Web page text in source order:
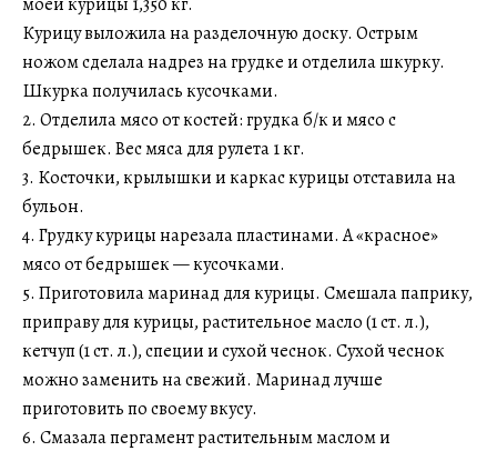
Курицу выложила на разделочную доску. Острым
ножом сделала надрез на грудке и отделила шкурку.
Шкурка получилась кусочками.
2. Отделила мясо от костей: грудка б/к и мясо с
бедрышек. Вес мяса для рулета 1 кг.
3. Косточки, крылышки и каркас курицы отставила на
бульон.
4. Грудку курицы нарезала пластинами. А «красное»
мясо от бедрышек — кусочками.
5. Приготовила маринад для курицы. Смешала паприку,
приправу для курицы, растительное масло (1 ст. л.),
кетчуп (1 ст. л.), специи и сухой чеснок. Сухой чеснок
можно заменить на свежий. Маринад лучше
приготовить по своему вкусу.
6. Смазала пергамент растительным маслом и